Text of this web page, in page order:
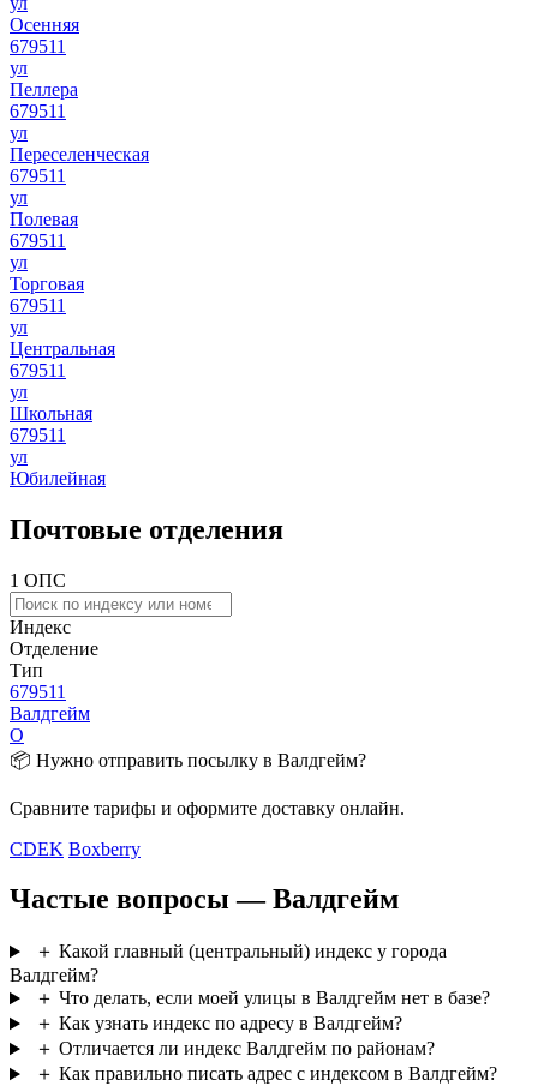
Осенняя
679511
ул
Пеллера
679511
ул
Переселенческая
679511
ул
Полевая
679511
ул
Торговая
679511
ул
Центральная
679511
ул
Школьная
679511
ул
Юбилейная
Почтовые отделения
1 ОПС
Индекс
Отделение
Тип
679511
Валдгейм
О
📦 Нужно отправить посылку в Валдгейм?
Сравните тарифы и оформите доставку онлайн.
CDEK Boxberry
Частые вопросы — Валдгейм
＋ Какой главный (центральный) индекс у города
Валдгейм?
＋ Что делать, если моей улицы в Валдгейм нет в базе?
＋ Как узнать индекс по адресу в Валдгейм?
＋ Отличается ли индекс Валдгейм по районам?
＋ Как правильно писать адрес с индексом в Валдгейм?